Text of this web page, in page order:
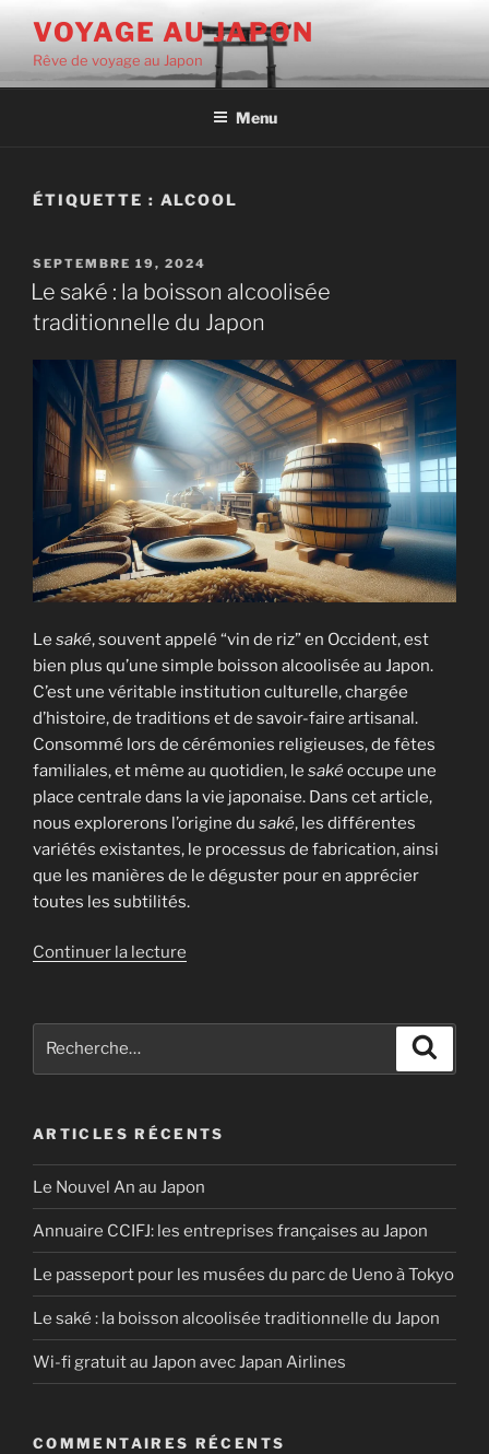
contenu
principal
VOYAGE AU JAPON
Rêve de voyage au Japon
Menu
ÉTIQUETTE : ALCOOL
PUBLIÉ
LE
SEPTEMBRE 19, 2024
Le saké : la boisson alcoolisée
traditionnelle du Japon
Le saké, souvent appelé “vin de riz” en Occident, est
bien plus qu’une simple boisson alcoolisée au Japon.
C’est une véritable institution culturelle, chargée
d’histoire, de traditions et de savoir-faire artisanal.
Consommé lors de cérémonies religieuses, de fêtes
familiales, et même au quotidien, le sakéoccupe une
place centrale dans la vie japonaise. Dans cet article,
nous explorerons l’origine du saké, les différentes
variétés existantes, le processus de fabrication, ainsi
que les manières de le déguster pour en apprécier
toutes les subtilités.
Continuer la lecture
:
traditionnelle
du
Japon »
ARTICLES RÉCENTS
Le Nouvel An au Japon
Annuaire CCIFJ: les entreprises françaises au Japon
Le passeport pour les musées du parc de Ueno à Tokyo
Le saké : la boisson alcoolisée traditionnelle du Japon
Wi-fi gratuit au Japon avec Japan Airlines
COMMENTAIRES RÉCENTS